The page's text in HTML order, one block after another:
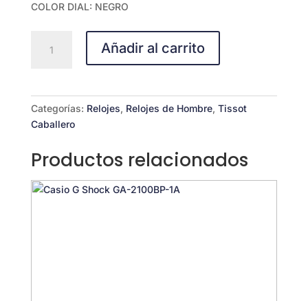
COLOR DIAL: NEGRO
T1414173705102
Añadir al carrito
Categorías: Relojes, Relojes de Hombre, Tissot
Caballero
Productos relacionados